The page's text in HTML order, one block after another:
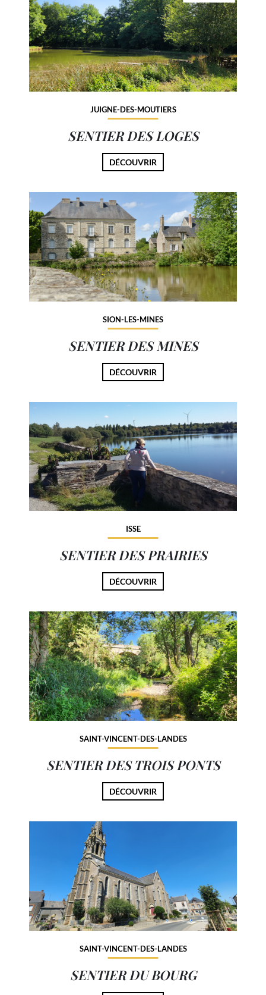
JUIGNE-DES-MOUTIERS
SENTIER DES LOGES
DÉCOUVRIR
SION-LES-MINES
SENTIER DES MINES
DÉCOUVRIR
ISSE
SENTIER DES PRAIRIES
DÉCOUVRIR
SAINT-VINCENT-DES-LANDES
SENTIER DES TROIS PONTS
DÉCOUVRIR
SAINT-VINCENT-DES-LANDES
SENTIER DU BOURG